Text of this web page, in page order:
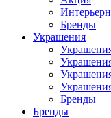
Бренды
Украшения
Бренды
Бренды